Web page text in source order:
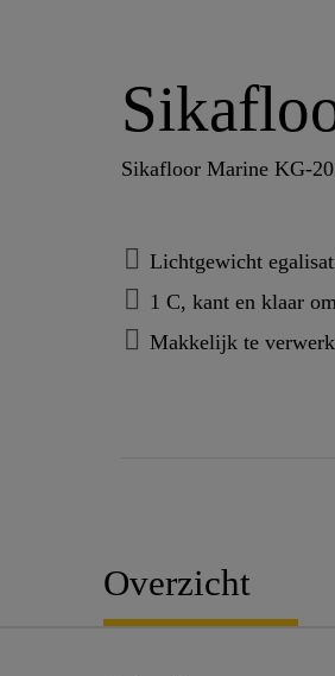
Sikafloor Marine KG-
Lichtgewicht
1 C, kant en klaar
Makkelijk te
Overzicht